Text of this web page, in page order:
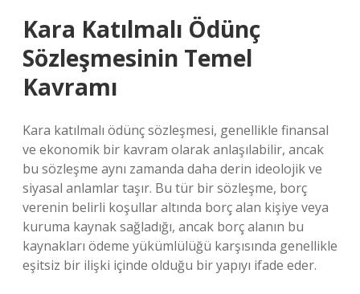
Kara Katılmalı Ödünç
Sözleşmesinin Temel
Kavramı
Kara katılmalı ödünç sözleşmesi, genellikle finansal
ve ekonomik bir kavram olarak anlaşılabilir, ancak
bu sözleşme aynı zamanda daha derin ideolojik ve
siyasal anlamlar taşır. Bu tür bir sözleşme, borç
verenin belirli koşullar altında borç alan kişiye veya
kuruma kaynak sağladığı, ancak borç alanın bu
kaynakları ödeme yükümlülüğü karşısında genellikle
eşitsiz bir ilişki içinde olduğu bir yapıyı ifade eder.